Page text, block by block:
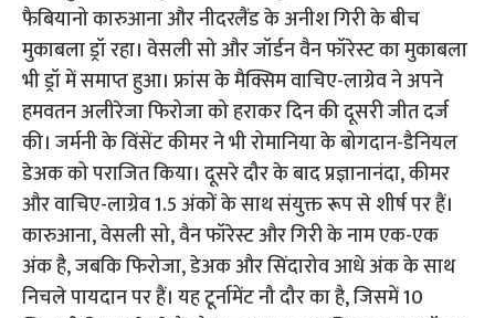
फैबियानो कारुआना और नीदरलैंड के अनीश गिरी के बीच
मुकाबला ड्रॉ रहा। वेसली सो और जॉर्डन वैन फॉरेस्ट का मुकाबला
भी ड्रॉ में समाप्त हुआ। फ्रांस के मैक्सिम वाचिए-लाग्रेव ने अपने
हमवतन अलीरेजा फिरोजा को हराकर दिन की दूसरी जीत दर्ज
की। जर्मनी के विंसेंट कीमर ने भी रोमानिया के बोगदान-डैनियल
डेअक को पराजित किया। दूसरे दौर के बाद प्रज्ञानानंदा, कीमर
और वाचिए-लाग्रेव 1.5 अंकों के साथ संयुक्त रूप से शीर्ष पर हैं।
कारुआना, वेसली सो, वैन फॉरेस्ट और गिरी के नाम एक-एक
अंक है, जबकि फिरोजा, डेअक और सिंदारोव आधे अंक के साथ
निचले पायदान पर हैं। यह टूर्नामेंट नौ दौर का है, जिसमें 10